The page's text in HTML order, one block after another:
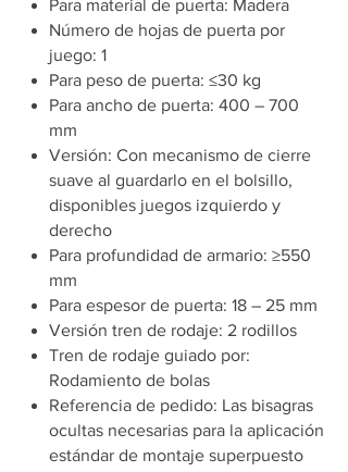
Para material de puerta: Madera
Número de hojas de puerta por
juego: 1
Para peso de puerta: ≤30 kg
Para ancho de puerta: 400 – 700
mm
Versión: Con mecanismo de cierre
suave al guardarlo en el bolsillo,
disponibles juegos izquierdo y
derecho
Para profundidad de armario: ≥550
mm
Para espesor de puerta: 18 – 25 mm
Versión tren de rodaje: 2 rodillos
Tren de rodaje guiado por:
Rodamiento de bolas
Referencia de pedido: Las bisagras
ocultas necesarias para la aplicación
estándar de montaje superpuesto